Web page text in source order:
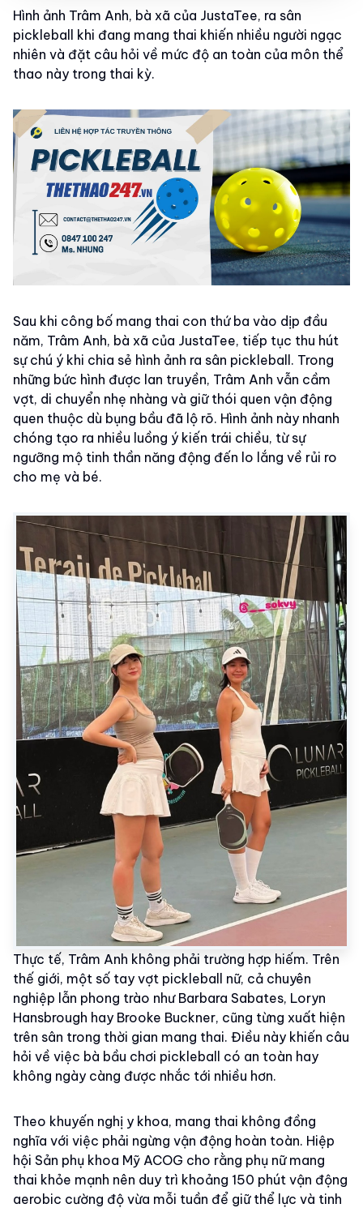
Hình ảnh Trâm Anh, bà xã của JustaTee, ra sân
pickleball khi đang mang thai khiến nhiều người ngạc
nhiên và đặt câu hỏi về mức độ an toàn của môn thể
thao này trong thai kỳ.
Sau khi công bố mang thai con thứ ba vào dịp đầu
năm, Trâm Anh, bà xã của JustaTee, tiếp tục thu hút
sự chú ý khi chia sẻ hình ảnh ra sân pickleball. Trong
những bức hình được lan truyền, Trâm Anh vẫn cầm
vợt, di chuyển nhẹ nhàng và giữ thói quen vận động
quen thuộc dù bụng bầu đã lộ rõ. Hình ảnh này nhanh
chóng tạo ra nhiều luồng ý kiến trái chiều, từ sự
ngưỡng mộ tinh thần năng động đến lo lắng về rủi ro
cho mẹ và bé.
Thực tế, Trâm Anh không phải trường hợp hiếm. Trên
thế giới, một số tay vợt pickleball nữ, cả chuyên
nghiệp lẫn phong trào như Barbara Sabates, Loryn
Hansbrough hay Brooke Buckner, cũng từng xuất hiện
trên sân trong thời gian mang thai. Điều này khiến câu
hỏi về việc bà bầu chơi pickleball có an toàn hay
không ngày càng được nhắc tới nhiều hơn.
Theo khuyến nghị y khoa, mang thai không đồng
nghĩa với việc phải ngừng vận động hoàn toàn. Hiệp
hội Sản phụ khoa Mỹ ACOG cho rằng phụ nữ mang
thai khỏe mạnh nên duy trì khoảng 150 phút vận động
aerobic cường độ vừa mỗi tuần để giữ thể lực và tinh